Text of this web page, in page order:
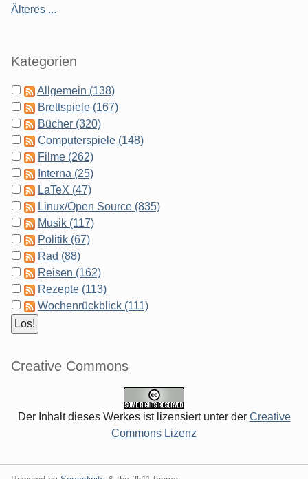
Älteres ...
Kategorien
Allgemein (138)
Brettspiele (167)
Bücher (320)
Computerspiele (148)
Filme (262)
Interna (25)
LaTeX (47)
Linux/Open Source (835)
Musik (117)
Politik (67)
Rad (88)
Reisen (162)
Rezepte (113)
Wochenrückblick (111)
Creative Commons
Der Inhalt dieses Werkes ist lizensiert unter der Creative
Commons Lizenz